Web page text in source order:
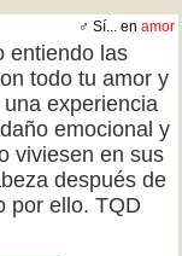
♂ Sí... en amor
entiendo las
todo tu amor y
experiencia
emocional y
viviesen en sus
después de
por ello. TQD